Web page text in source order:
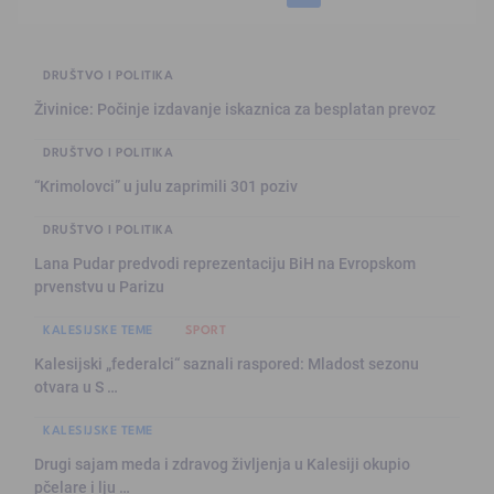
DRUŠTVO I POLITIKA
Živinice: Počinje izdavanje iskaznica za besplatan prevoz
DRUŠTVO I POLITIKA
“Krimolovci” u julu zaprimili 301 poziv
DRUŠTVO I POLITIKA
Lana Pudar predvodi reprezentaciju BiH na Evropskom
prvenstvu u Parizu
KALESIJSKE TEME SPORT
Kalesijski „federalci“ saznali raspored: Mladost sezonu
otvara u S …
KALESIJSKE TEME
Drugi sajam meda i zdravog življenja u Kalesiji okupio
pčelare i lju …